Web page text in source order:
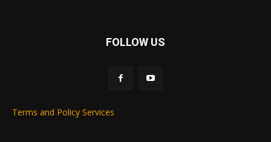
FOLLOW US
Terms and Policy Services